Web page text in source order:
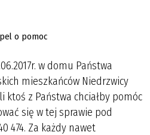
w domu Państwa
mieszkańców Niedrzwicy
ktoś z Państwa chciałby pomóc
się w tej sprawie pod
474. Za każdy nawet